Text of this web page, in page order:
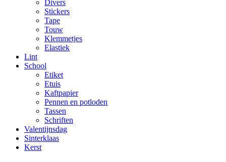
Divers
Stickers
Tape
Touw
Klemmetjes
Elastiek
Lint
School
Etiket
Etuis
Kaftpapier
Pennen en potloden
Tassen
Schriften
Valentijnsdag
Sinterklaas
Kerst